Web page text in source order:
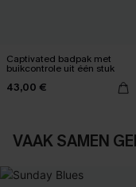
Captivated badpak met
buikcontrole uit één stuk
43,00 €
VAAK SAMEN